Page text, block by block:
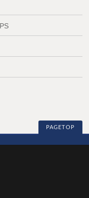
PAGETOP